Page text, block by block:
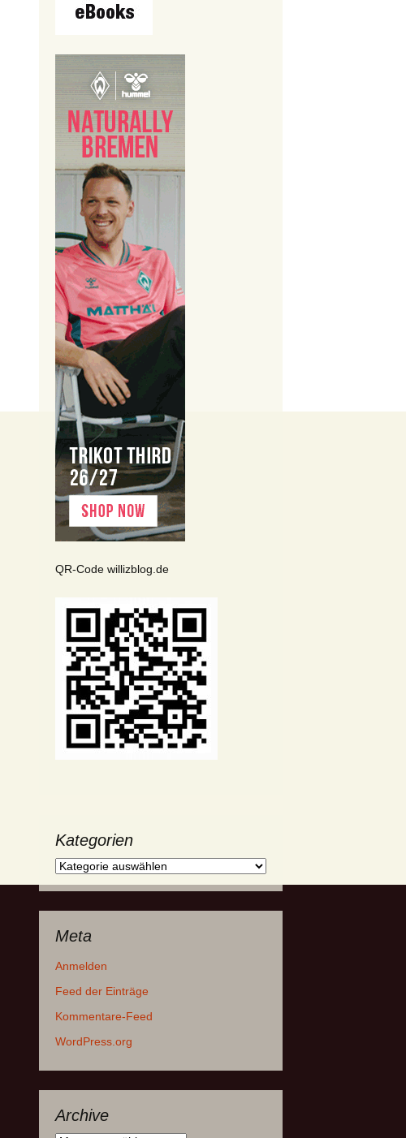
QR-Code willizblog.de
Kategorien
Kategorien
Meta
Anmelden
Feed der Einträge
Kommentare-Feed
WordPress.org
Archive